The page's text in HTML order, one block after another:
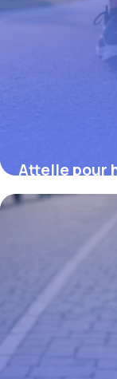
Attelle pour
douleur